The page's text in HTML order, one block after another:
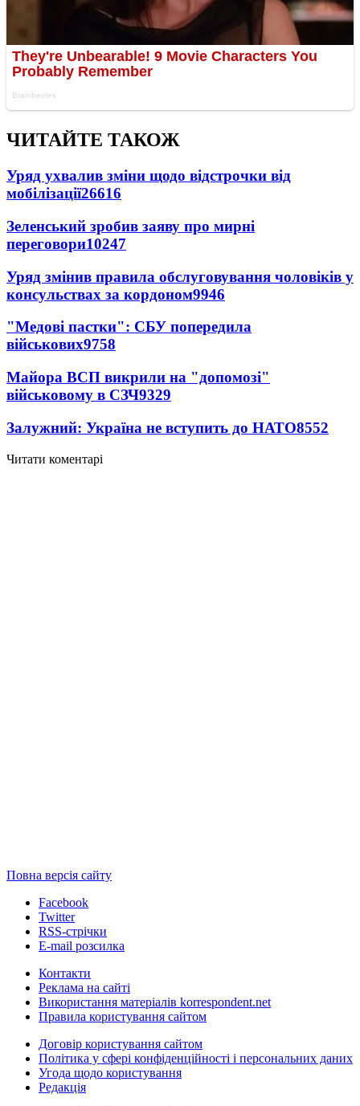
ЧИТАЙТЕ ТАКОЖ
Уряд ухвалив зміни щодо відстрочки від
мобілізації26616
Зеленський зробив заяву про мирні
переговори10247
Уряд змінив правила обслуговування чоловіків у
консульствах за кордоном9946
"Медові пастки": СБУ попередила
військових9758
Майора ВСП викрили на "допомозі"
військовому в СЗЧ9329
Залужний: Україна не вступить до НАТО8552
Читати коментарі
Повна версія сайту
Facebook
Twitter
RSS-стрічки
E-mail розсилка
Контакти
Реклама на сайті
Використання матеріалів korrespondent.net
Правила користування сайтом
Договір користування сайтом
Політика у сфері конфіденційності і персональних даних
Угода щодо користування
Редакція